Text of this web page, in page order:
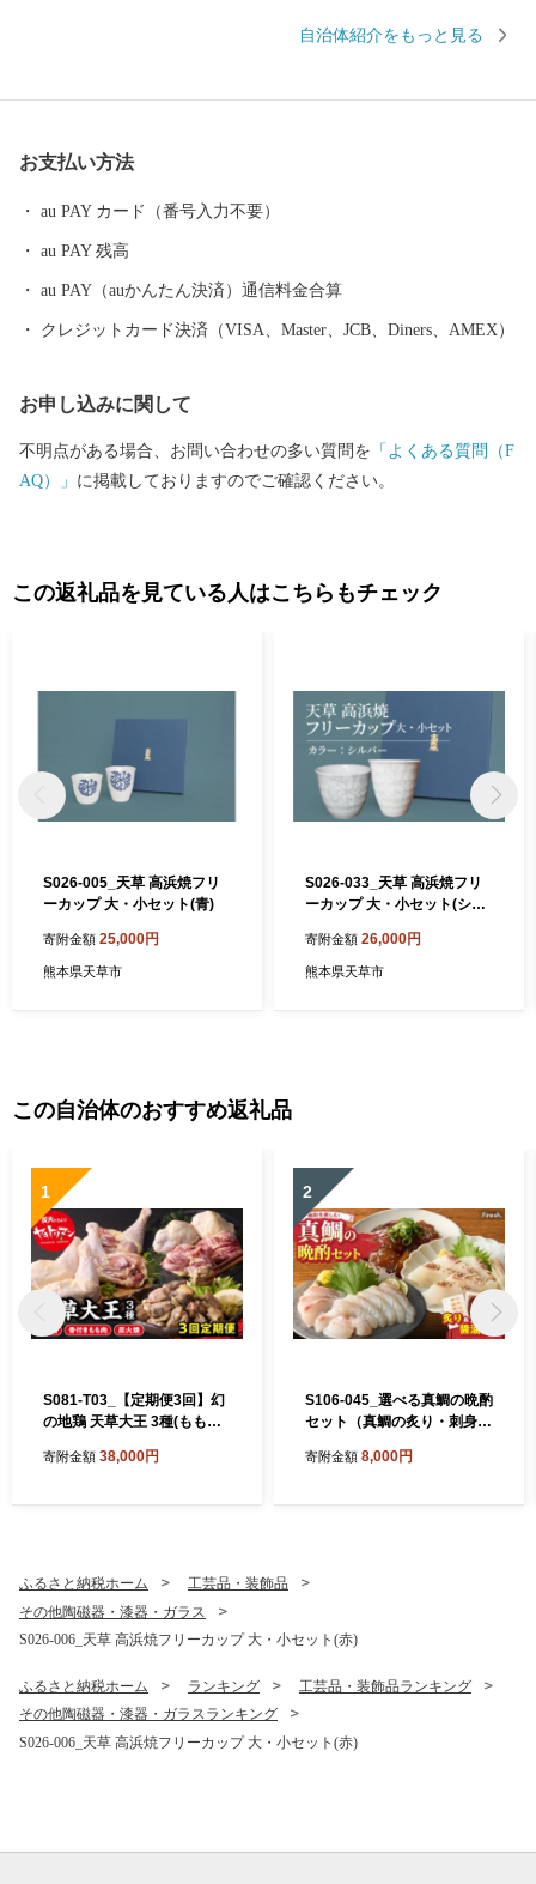
域間交流などあらゆる分野において、さらなる発展が期待される
自治体紹介をもっと見る
お支払い方法
au PAY カード（番号入力不要）
au PAY 残高
au PAY（auかんたん決済）通信料金合算
クレジットカード決済（VISA、Master、JCB、Diners、AMEX）
お申し込みに関して
不明点がある場合、お問い合わせの多い質問を 「よくある質問（F
AQ）」 に掲載しておりますのでご確認ください。
この返礼品を見ている人はこちらもチェック
S026-005_天草 高浜焼フリ
ーカップ 大・小セット(青)
寄附金額 25,000円
熊本県天草市
S026-033_天草 高浜焼フリ
ーカップ 大・小セット(シル
寄附金額 26,000円
熊本県天草市
この自治体のおすすめ返礼品
1
S081-T03_【定期便3回】幻
の地鶏 天草大王 3種(もも
約2.3kg
寄附金額 38,000円
2
S106-045_選べる真鯛の晩酌
セット（真鯛の炙り・刺身用
寄附金額 8,000円
ふるさと納税ホーム
工芸品・装飾品
その他陶磁器・漆器・ガラス
S026-006_天草 高浜焼フリーカップ 大・小セット(赤)
ふるさと納税ホーム ランキング
工芸品・装飾品ランキング
その他陶磁器・漆器・ガラスランキング
S026-006_天草 高浜焼フリーカップ 大・小セット(赤)